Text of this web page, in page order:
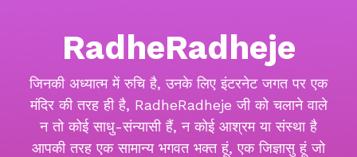
RadheRadheje
जिनकी अध्यात्म में रुचि है, उनके लिए इंटरनेट जगत पर एक
मंदिर की तरह ही है, RadheRadheje जी को चलाने वाले
न तो कोई साधु-संन्यासी हैं, न कोई आश्रम या संस्था है
आपकी तरह एक सामान्य भगवत भक्त हूं, एक जिज्ञासु हूं जो